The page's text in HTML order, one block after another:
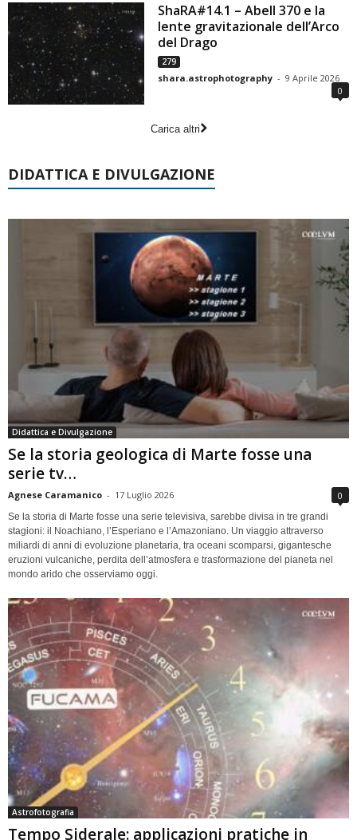
ShaRA#14.1 – Abell 370 e la
lente gravitazionale dell’Arco
del Drago
279
shara.astrophotography - 9 Aprile 2026
0
Carica altri
DIDATTICA E DIVULGAZIONE
Didattica e Divulgazione
Se la storia geologica di Marte fosse una
serie tv…
Agnese Caramanico - 17 Luglio 2026 0
Se la storia di Marte fosse una serie televisiva, sarebbe divisa in tre grandi
stagioni: il Noachiano, l’Esperiano e l’Amazoniano. Un viaggio attraverso
miliardi di anni di evoluzione planetaria, tra oceani scomparsi, gigantesche
eruzioni vulcaniche, perdita dell’atmosfera e trasformazione del pianeta nel
mondo arido che osserviamo oggi.
Astrofotografia
Tempo Siderale: applicazioni pratiche in